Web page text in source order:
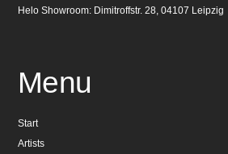
Helo Showroom: Dimitroffstr. 28, 04107 Leipzig
Menu
Start
Artists